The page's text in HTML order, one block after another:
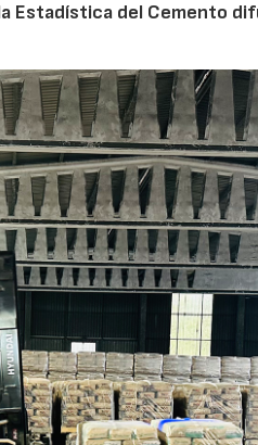
Estadística del Cemento